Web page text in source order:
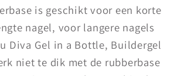
is geschikt voor een korte
nagel, voor langere nagels
Diva Gel in a Bottle, Buildergel
niet te dik met de rubberbase